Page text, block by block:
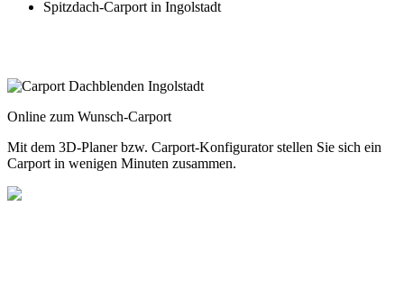
Spitzdach-Carport in Ingolstadt
Online zum Wunsch-Carport
Mit dem 3D-Planerbzw. Carport-Konfiguratorstellen Sie sich ein
Carport in wenigen Minuten zusammen.